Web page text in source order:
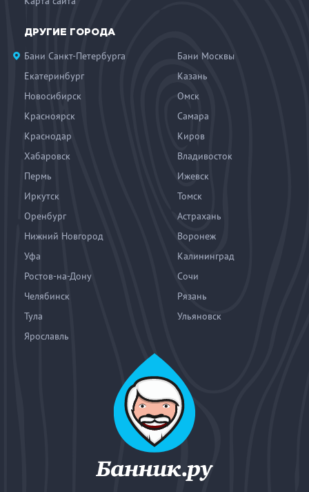
ДРУГИЕ ГОРОДА
Бани Санкт-Петербурга
Бани Москвы
Екатеринбург
Казань
Новосибирск
Омск
Красноярск
Самара
Краснодар
Киров
Хабаровск
Владивосток
Пермь
Ижевск
Иркутск
Томск
Оренбург
Астрахань
Нижний Новгород
Воронеж
Уфа
Калининград
Ростов-на-Дону
Сочи
Челябинск
Рязань
Тула
Ульяновск
Ярославль